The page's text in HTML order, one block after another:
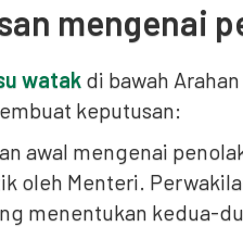
mengenai
watak di bawah
keputusan:
awal mengenai
oleh Menteri.
menentukan kedua-